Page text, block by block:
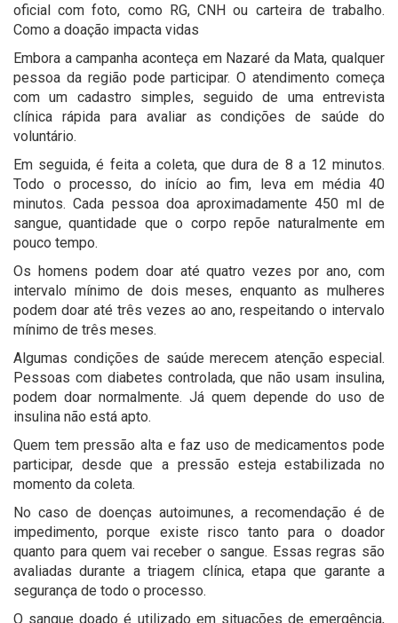
oficial com foto, como RG, CNH ou carteira de trabalho.
Como a doação impacta vidas
Embora a campanha aconteça em Nazaré da Mata, qualquer
pessoa da região pode participar. O atendimento começa
com um cadastro simples, seguido de uma entrevista
clínica rápida para avaliar as condições de saúde do
voluntário.
Em seguida, é feita a coleta, que dura de 8 a 12 minutos.
Todo o processo, do início ao fim, leva em média 40
minutos. Cada pessoa doa aproximadamente 450 ml de
sangue, quantidade que o corpo repõe naturalmente em
pouco tempo.
Os homens podem doar até quatro vezes por ano, com
intervalo mínimo de dois meses, enquanto as mulheres
podem doar até três vezes ao ano, respeitando o intervalo
mínimo de três meses.
Algumas condições de saúde merecem atenção especial.
Pessoas com diabetes controlada, que não usam insulina,
podem doar normalmente. Já quem depende do uso de
insulina não está apto.
Quem tem pressão alta e faz uso de medicamentos pode
participar, desde que a pressão esteja estabilizada no
momento da coleta.
No caso de doenças autoimunes, a recomendação é de
impedimento, porque existe risco tanto para o doador
quanto para quem vai receber o sangue. Essas regras são
avaliadas durante a triagem clínica, etapa que garante a
segurança de todo o processo.
O sangue doado é utilizado em situações de emergência,